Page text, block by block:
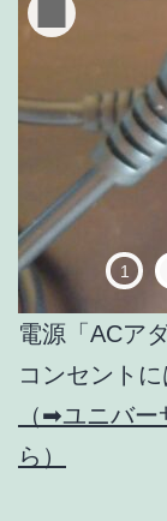
1
電源「ACア
コンセント
（➡ユニバ
ら）